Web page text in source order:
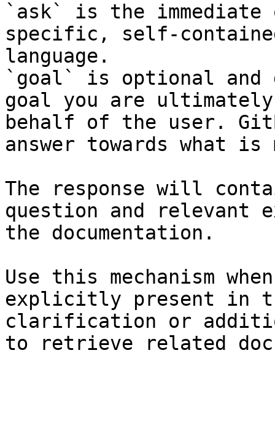
`ask` is the
specific, self-
language.
`goal` is optional and
goal you are
behalf of the user.
answer towards what
The response will
question and relevant
the documentation.
Use this mechanism
explicitly present in
clarification or